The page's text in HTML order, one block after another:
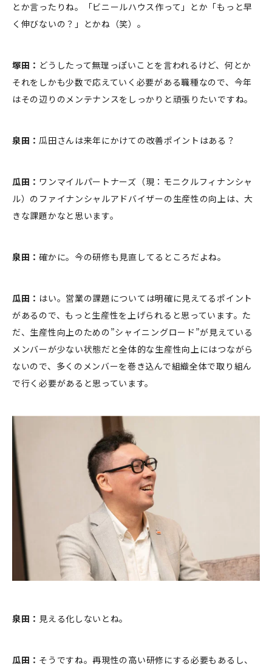
とか言ったりね。「ビニールハウス作って」とか「もっと早
く伸びないの？」とかね（笑）。
塚田： どうしたって無理っぽいことを言われるけど、何とか
それをしかも少数で応えていく必要がある職種なので、今年
はその辺りのメンテナンスをしっかりと頑張りたいですね。
泉田： 瓜田さんは来年にかけての改善ポイントはある？
瓜田： ワンマイルパートナーズ（現：モニクルフィナンシャ
ル）のファイナンシャルアドバイザーの生産性の向上は、大
きな課題かなと思います。
泉田：確かに。今の研修も見直してるところだよね。
瓜田： はい。営業の課題については明確に見えてるポイント
があるので、もっと生産性を上げられると思っています。た
だ、生産性向上のための”シャイニングロード”が見えている
メンバーが少ない状態だと全体的な生産性向上にはつながら
ないので、多くのメンバーを巻き込んで組織全体で取り組ん
で行く必要があると思っています。
泉田： 見える化しないとね。
瓜田： そうですね。再現性の高い研修にする必要もあるし、